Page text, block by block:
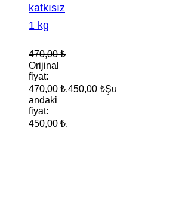
katkısız
1 kg
470,00₺
Orijinal
fiyat:
470,00 ₺.450,00 ₺Şu
andaki
fiyat:
450,00 ₺.